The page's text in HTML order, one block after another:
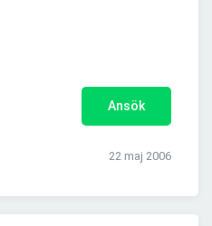
Ansök
22 maj 2006